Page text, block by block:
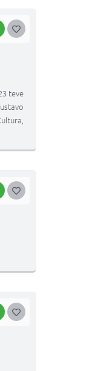
BAIXAR
teve
BAIXAR
BAIXAR